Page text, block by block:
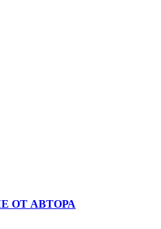
ОТ АВТОРА